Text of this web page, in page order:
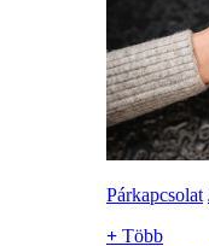
Párkapcsolat
+ Több